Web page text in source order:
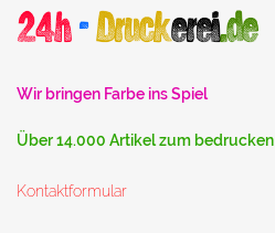
Wir bringen Farbe ins Spiel
Über 14.000 Artikel zum bedrucken
Kontaktformular